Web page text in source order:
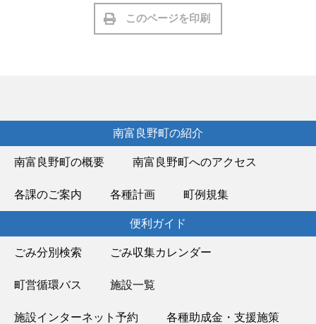
このページを印刷
南富良野町の紹介
南富良野町の概要 南富良野町へのアクセス
各課のご案内 各種計画 町例規集
便利ガイド
ごみ分別検索 ごみ収集カレンダー
町営循環バス 施設一覧
施設インターネット予約 各種助成金・支援施策